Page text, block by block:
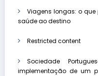
Viagens longas: o
saúde ao destino
Restricted content
Sociedade
implementação de um